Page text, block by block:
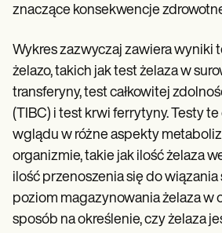
znaczące konsekwencje
Wykres zazwyczaj zawiera wyniki
żelazo, takich jak test żelaza w
transferyny, test całkowitej
(TIBC) i test krwi ferrytyny. Testy
wglądu w różne aspekty
organizmie, takie jak ilość żelaza
ilość przenoszenia się do wiązania
poziom magazynowania żelaza w
sposób na określenie, czy żelaza